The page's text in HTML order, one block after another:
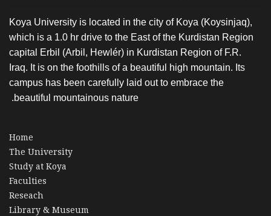
Koya University is located in the city of Koya
which is a 1.0 hr drive to the East of the
capital Erbil (Arbil, Hewlér) in Kurdistan Region
Iraq. It is on the foothills of a beautiful high
campus has been carefully laid out to embrace
beautiful mountainous nature.
The University
Study at Koya
Library & Museum